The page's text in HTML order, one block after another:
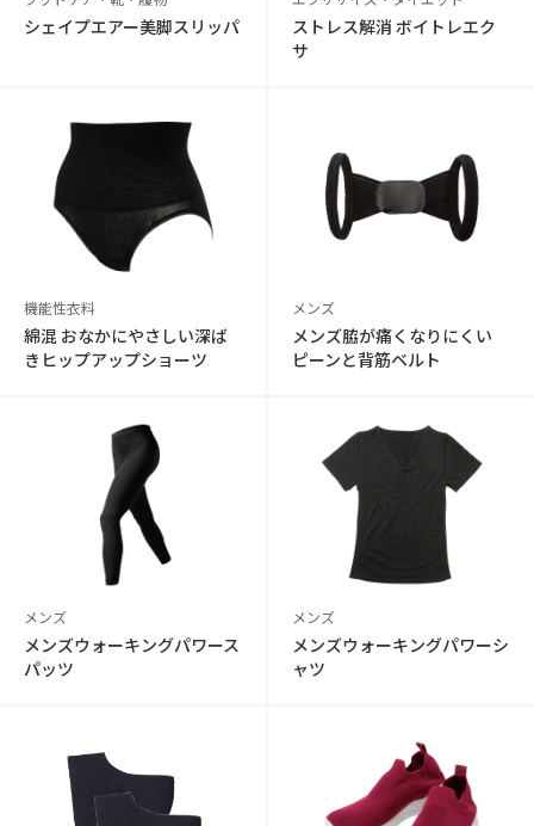
シェイプエアー美脚スリッパ
ストレス解消 ボイトレエク
サ
機能性衣料
綿混 おなかにやさしい深ば
きヒップアップショーツ
メンズ
メンズ脇が痛くなりにくい
ピーンと背筋ベルト
メンズ
メンズウォーキングパワース
パッツ
メンズ
メンズウォーキングパワーシ
ャツ